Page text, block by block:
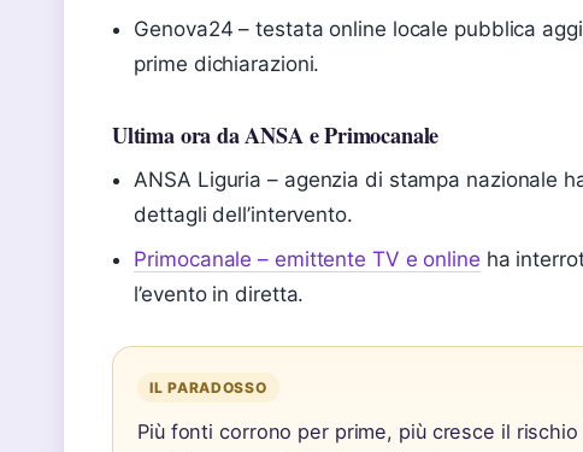
Genova24 – testata online locale pubblica
prime dichiarazioni.
Ultima ora da ANSA e Primocanale
ANSA Liguria – agenzia di stampa nazionale
dettagli dell’intervento.
Primocanale – emittente TV e online ha
l’evento in diretta.
IL PARADOSSO
Più fonti corrono per prime, più cresce il